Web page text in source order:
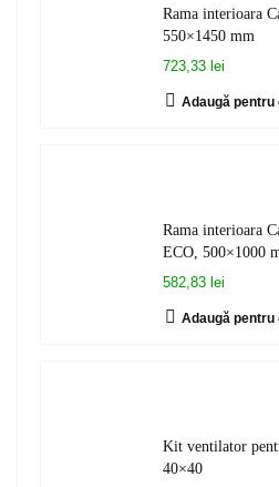
Rama interioara
550×1450 mm
723,33 lei
Adaugă
Rama interioara
ECO, 500×1000
582,83 lei
Adaugă
Kit ventilator
40×40